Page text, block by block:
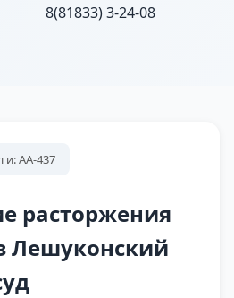
8(81833) 3-24-08
АА-437
расторжения
Лешуконский